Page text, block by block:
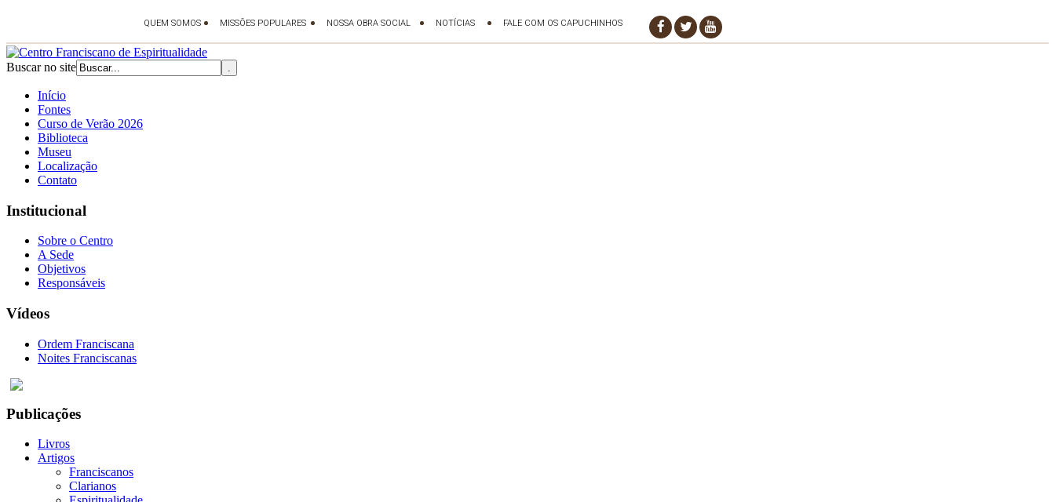
Buscar no site
Início
Fontes
Curso de Verão 2026
Biblioteca
Museu
Localização
Contato
Institucional
Sobre o Centro
A Sede
Objetivos
Responsáveis
Vídeos
Ordem Franciscana
Noites Franciscanas
Publicações
Livros
Artigos
Franciscanos
Clarianos